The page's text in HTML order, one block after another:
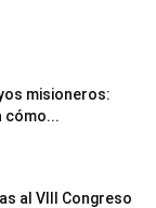
misioneros:
cómo...
al VIII Congreso